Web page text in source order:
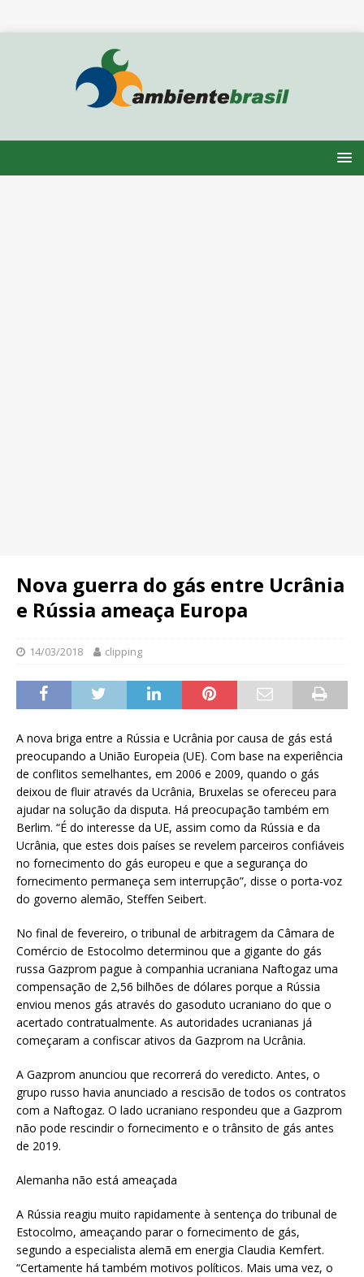
Nova guerra do gás entre Ucrânia
e Rússia ameaça Europa
14/03/2018 clipping
A nova briga entre a Rússia e Ucrânia por causa de gás está
preocupando a União Europeia (UE). Com base na experiência
de conflitos semelhantes, em 2006 e 2009, quando o gás
deixou de fluir através da Ucrânia, Bruxelas se ofereceu para
ajudar na solução da disputa. Há preocupação também em
Berlim. “É do interesse da UE, assim como da Rússia e da
Ucrânia, que estes dois países se revelem parceiros confiáveis ​​
no fornecimento do gás europeu e que a segurança do
fornecimento permaneça sem interrupção”, disse o porta-voz
do governo alemão, Steffen Seibert.
No final de fevereiro, o tribunal de arbitragem da Câmara de
Comércio de Estocolmo determinou que a gigante do gás
russa Gazprom pague à companhia ucraniana Naftogaz uma
compensação de 2,56 bilhões de dólares porque a Rússia
enviou menos gás através do gasoduto ucraniano do que o
acertado contratualmente. As autoridades ucranianas já
começaram a confiscar ativos da Gazprom na Ucrânia.
A Gazprom anunciou que recorrerá do veredicto. Antes, o
grupo russo havia anunciado a rescisão de todos os contratos
com a Naftogaz. O lado ucraniano respondeu que a Gazprom
não pode rescindir o fornecimento e o trânsito de gás antes
de 2019.
Alemanha não está ameaçada
A Rússia reagiu muito rapidamente à sentença do tribunal de
Estocolmo, ameaçando parar o fornecimento de gás,
segundo a especialista alemã em energia Claudia Kemfert.
“Certamente há também motivos políticos. Mais uma vez, o